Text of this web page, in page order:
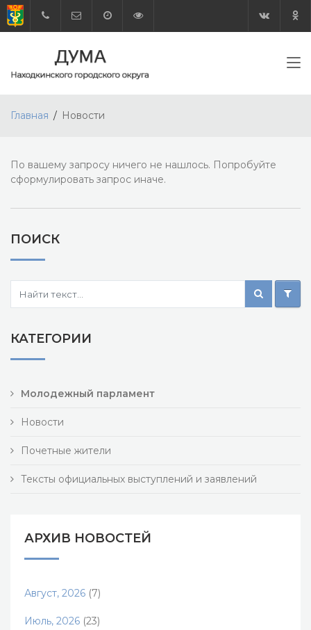
Главная Новости
По вашему запросу ничего не нашлось. Попробуйте
сформулировать запрос иначе.
ПОИСК
КАТЕГОРИИ
Молодежный парламент
Новости
Почетные жители
Тексты официальных выступлений и заявлений
АРХИВ НОВОСТЕЙ
Август, 2026 (7)
Июль, 2026 (23)